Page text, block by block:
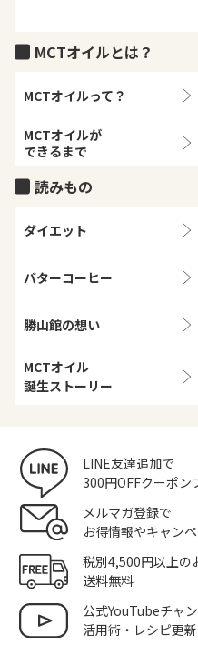
MCTオイルとは？
MCTオイルって？
MCTオイルが
できるまで
読みもの
ダイエット
バターコーヒー
勝山館の想い
MCTオイル
誕生ストーリー
LINE友達追加で
300円OFFクーポン
メルマガ登録で
お得情報やキャン
税別4,500円以上の
送料無料
公式YouTubeチャ
活用術・レシピ更新